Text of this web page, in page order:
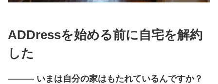
ADDressを始める前に自宅を解約
した
――― いまは自分の家はもたれているんですか？